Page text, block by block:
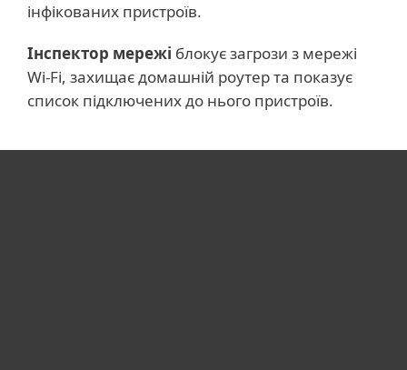
інфікованих пристроїв.
Інспектор мережі блокує загрози з мережі
Wi-Fi, захищає домашній роутер та показує
список підключених до нього пристроїв.